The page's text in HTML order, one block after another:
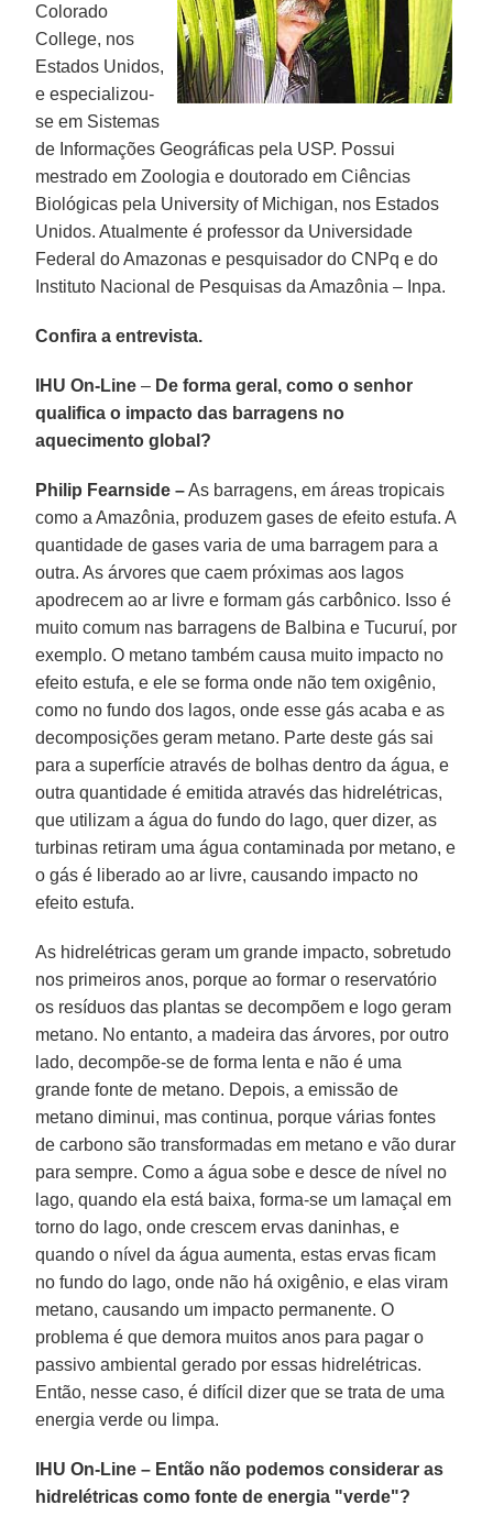
Colorado
College, nos
Estados Unidos,
e especializou-
se em Sistemas
de Informações Geográficas pela USP. Possui
mestrado em Zoologia e doutorado em Ciências
Biológicas pela University of Michigan, nos Estados
Unidos. Atualmente é professor da Universidade
Federal do Amazonas e pesquisador do CNPq e do
Instituto Nacional de Pesquisas da Amazônia – Inpa.
Confira a entrevista.
IHU On-Line– De forma geral, como o senhor
qualifica o impacto das barragens no
aquecimento global?
Philip Fearnside –As barragens, em áreas tropicais
como a Amazônia, produzem gases de efeito estufa. A
quantidade de gases varia de uma barragem para a
outra. As árvores que caem próximas aos lagos
apodrecem ao ar livre e formam gás carbônico. Isso é
muito comum nas barragens de Balbina e Tucuruí, por
exemplo. O metano também causa muito impacto no
efeito estufa, e ele se forma onde não tem oxigênio,
como no fundo dos lagos, onde esse gás acaba e as
decomposições geram metano. Parte deste gás sai
para a superfície através de bolhas dentro da água, e
outra quantidade é emitida através das hidrelétricas,
que utilizam a água do fundo do lago, quer dizer, as
turbinas retiram uma água contaminada por metano, e
o gás é liberado ao ar livre, causando impacto no
efeito estufa.
As hidrelétricas geram um grande impacto, sobretudo
nos primeiros anos, porque ao formar o reservatório
os resíduos das plantas se decompõem e logo geram
metano. No entanto, a madeira das árvores, por outro
lado, decompõe-se de forma lenta e não é uma
grande fonte de metano. Depois, a emissão de
metano diminui, mas continua, porque várias fontes
de carbono são transformadas em metano e vão durar
para sempre. Como a água sobe e desce de nível no
lago, quando ela está baixa, forma-se um lamaçal em
torno do lago, onde crescem ervas daninhas, e
quando o nível da água aumenta, estas ervas ficam
no fundo do lago, onde não há oxigênio, e elas viram
metano, causando um impacto permanente. O
problema é que demora muitos anos para pagar o
passivo ambiental gerado por essas hidrelétricas.
Então, nesse caso, é difícil dizer que se trata de uma
energia verde ou limpa.
IHU On-Line – Então não podemos considerar as
hidrelétricas como fonte de energia "verde"?